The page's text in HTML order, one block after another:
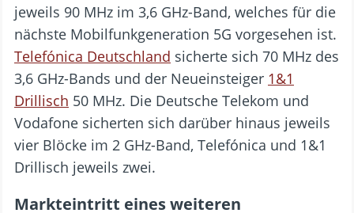
jeweils 90 MHz im 3,6 GHz-Band, welches für die
nächste Mobilfunkgeneration 5G vorgesehen ist.
Telefónica Deutschland sicherte sich 70 MHz des
3,6 GHz-Bands und der Neueinsteiger 1&1
Drillisch 50 MHz. Die Deutsche Telekom und
Vodafone sicherten sich darüber hinaus jeweils
vier Blöcke im 2 GHz-Band, Telefónica und 1&1
Drillisch jeweils zwei.
Markteintritt eines weiteren